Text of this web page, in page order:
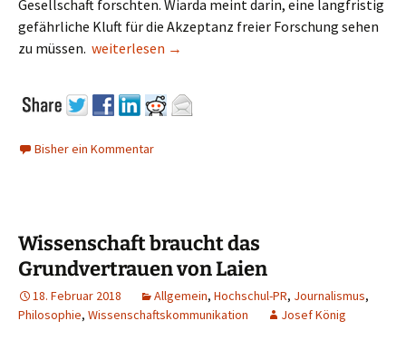
Gesellschaft forschten. Wiarda meint darin, eine langfristig
gefährliche Kluft für die Akzeptanz freier Forschung sehen
zu müssen. „Wolkige Kommunikation“? Nein, wolkiger
weiterlesen →
Bisher ein Kommentar
Wissenschaft braucht das
Grundvertrauen von Laien
18. Februar 2018 Allgemein, Hochschul-PR, Journalismus,
Philosophie, Wissenschaftskommunikation Josef König